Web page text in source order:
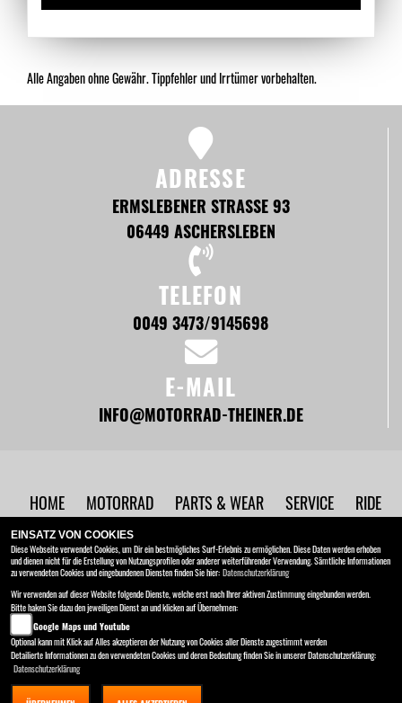
Alle Angaben ohne Gewähr. Tippfehler und Irrtümer vorbehalten.
ADRESSE
ERMSLEBENER STRASSE 93
06449 ASCHERSLEBEN
TELEFON
0049 3473/9145698
E-MAIL
INFO@MOTORRAD-THEINER.DE
HOME MOTORRAD PARTS & WEAR SERVICE
RIDE
ORANGE
UNTERNEHMEN NEWS
Motorrad Theiner
Ermslebener Strasse 93 , 06449 Aschersleben
Kontakt AGB
Impressum
EINSATZ VON COOKIES
Diese Webseite verwendet Cookies, um Dir ein bestmögliches Surf-Erlebnis zu ermöglichen. Diese Daten werden erhoben
und dienen nicht für die Erstellung von Nutzungsprofilen oder anderer weiterführender Verwendung. Sämtliche Informationen
zu verwendeten Cookies und eingebundenen Diensten finden Sie hier: Datenschutzerklärung
Wir verwenden auf dieser Website folgende Dienste, welche erst nach Ihrer aktiven Zustimmung eingebunden werden.
Bitte haken Sie dazu den jeweiligen Dienst an und klicken auf Übernehmen:
Google Maps und Youtube
Optional kann mit Klick auf Alles akzeptieren der Nutzung von Cookies aller Dienste zugestimmt werden
Detailierte Informationen zu den verwendeten Cookies und deren Bedeutung finden Sie in unserer Datenschutzerklärung:
Datenschutzerklärung